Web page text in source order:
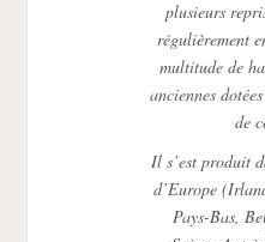
plusieurs
régulièrement
multitude de
anciennes
de
Il s’est produit
d’Europe
Pays-Bas,